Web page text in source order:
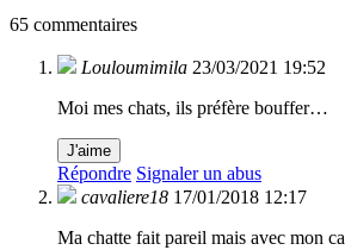
65 commentaires
Louloumimila 23/03/2021 19:52
Moi mes chats, ils préfère bouffer…
J'aime
Répondre Signaler un abus
cavaliere18 17/01/2018 12:17
Ma chatte fait pareil mais avec mon